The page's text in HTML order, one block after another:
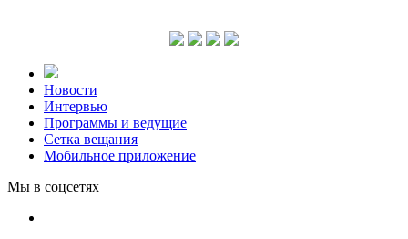
Новости
Интервью
Программы и ведущие
Сетка вещания
Мобильное приложение
Мы в соцсетях